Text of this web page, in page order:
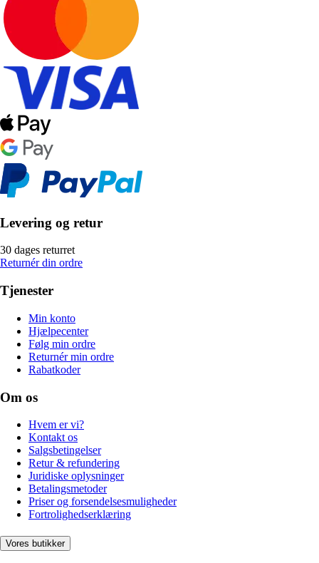
Levering og retur
30 dages returret
Returnér din ordre
Tjenester
Min konto
Hjælpecenter
Følg min ordre
Returnér min ordre
Rabatkoder
Om os
Hvem er vi?
Kontakt os
Salgsbetingelser
Retur & refundering
Juridiske oplysninger
Betalingsmetoder
Priser og forsendelsesmuligheder
Fortrolighedserklæring
Vores butikker